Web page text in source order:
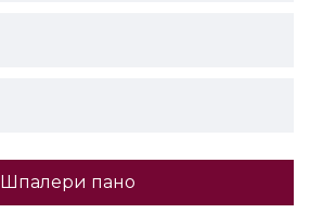
Шпалери пано